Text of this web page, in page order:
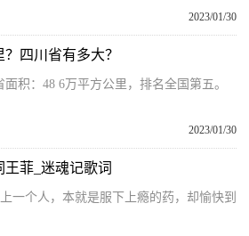
2023/01/30
四川省有多大？
积：48 6万平方公里，排名全国第五。
2023/01/30
菲_迷魂记歌词
一个人，本就是服下上瘾的药，却愉快到